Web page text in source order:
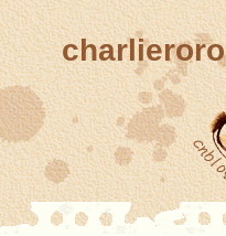
charlieroro